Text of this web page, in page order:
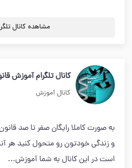
مشاهده کانال
کانال تلگرام آموزش
کانال آموزش
به صورت کاملا رایگان صفر تا صد
و زندگی خودتون رو متحول کنید هر
است در این کانال به شما آموزش...